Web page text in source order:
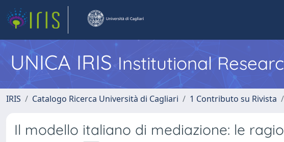
UNICA IRISInstitutional
IRIS Catalogo Ricerca Università di Cagliari 1 Contributo su Rivista
Il modello italiano di mediazione: le